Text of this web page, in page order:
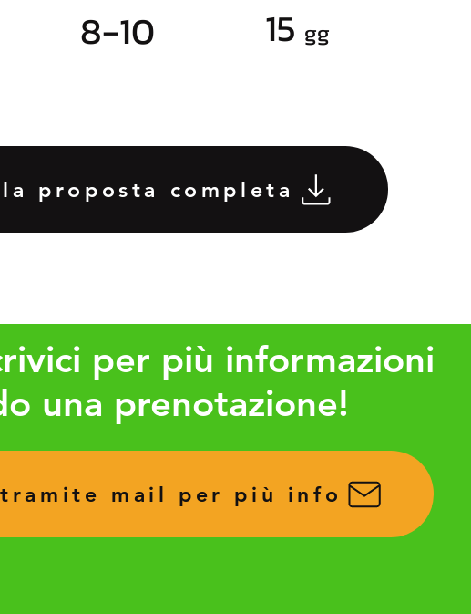
8-10 15 gg
proposta completa
per più informazioni
una prenotazione!
mail per più info